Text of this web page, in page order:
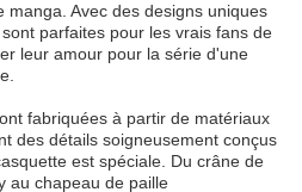
manga. Avec des designs uniques
parfaites pour les vrais fans de
leur amour pour la série d'une
fabriquées à partir de matériaux
des détails soigneusement conçus
est spéciale. Du crâne de
au chapeau de paille